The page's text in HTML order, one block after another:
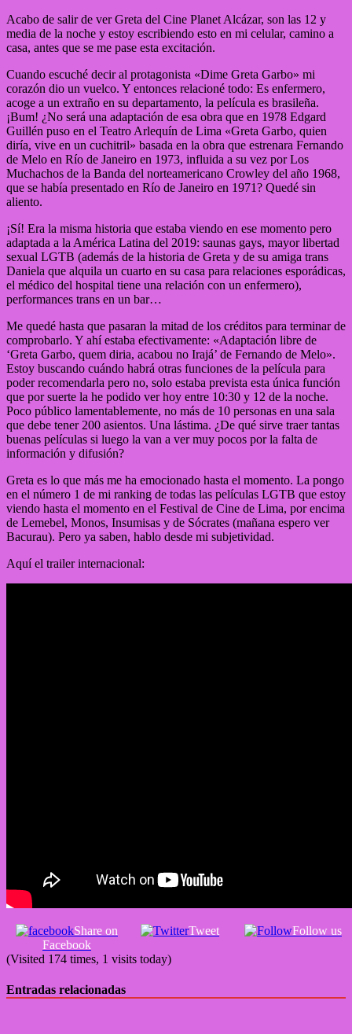
Acabo de salir de ver Greta del Cine Planet Alcázar, son las 12 y
media de la noche y estoy escribiendo esto en mi celular, camino a
casa, antes que se me pase esta excitación.
Cuando escuché decir al protagonista «Dime Greta Garbo» mi
corazón dio un vuelco. Y entonces relacioné todo: Es enfermero,
acoge a un extraño en su departamento, la película es brasileña.
¡Bum! ¿No será una adaptación de esa obra que en 1978 Edgard
Guillén puso en el Teatro Arlequín de Lima «Greta Garbo, quien
diría, vive en un cuchitril» basada en la obra que estrenara Fernando
de Melo en Río de Janeiro en 1973, influida a su vez por Los
Muchachos de la Banda del norteamericano Crowley del año 1968,
que se había presentado en Río de Janeiro en 1971? Quedé sin
aliento.
¡Sí! Era la misma historia que estaba viendo en ese momento pero
adaptada a la América Latina del 2019: saunas gays, mayor libertad
sexual LGTB (además de la historia de Greta y de su amiga trans
Daniela que alquila un cuarto en su casa para relaciones esporádicas,
el médico del hospital tiene una relación con un enfermero),
performances trans en un bar…
Me quedé hasta que pasaran la mitad de los créditos para terminar de
comprobarlo. Y ahí estaba efectivamente: «Adaptación libre de
‘Greta Garbo, quem diria, acabou no Irajá’ de Fernando de Melo».
Estoy buscando cuándo habrá otras funciones de la película para
poder recomendarla pero no, solo estaba prevista esta única función
que por suerte la he podido ver hoy entre 10:30 y 12 de la noche.
Poco público lamentablemente, no más de 10 personas en una sala
que debe tener 200 asientos. Una lástima. ¿De qué sirve traer tantas
buenas películas si luego la van a ver muy pocos por la falta de
información y difusión?
Greta es lo que más me ha emocionado hasta el momento. La pongo
en el número 1 de mi ranking de todas las películas LGTB que estoy
viendo hasta el momento en el Festival de Cine de Lima, por encima
de Lemebel, Monos, Insumisas y de Sócrates (mañana espero ver
Bacurau). Pero ya saben, hablo desde mi subjetividad.
Aquí el trailer internacional:
Share on
Facebook
Tweet Follow us
(Visited 174 times, 1 visits today)
Entradas relacionadas